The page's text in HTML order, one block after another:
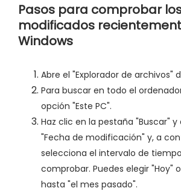
Pasos para comprobar
modificados
Windows
Abre el "Explorador de archivos"
Para buscar en todo el
opción "Este PC".
Haz clic en la pestaña "Buscar"
"Fecha de modificación" y, a
selecciona el intervalo de
comprobar. Puedes elegir "Hoy"
hasta "el mes pasado".